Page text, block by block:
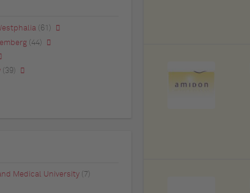
(61)
(44)
(39)
Medical University
(7)